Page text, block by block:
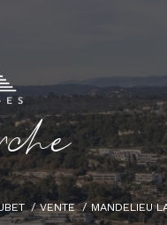
ce
VENTE MANDELIEU